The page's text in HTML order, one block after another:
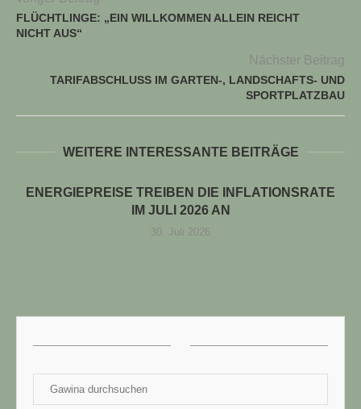
FLÜCHTLINGE: „EIN WILLKOMMEN ALLEIN REICHT
NICHT AUS“
Nächster Beitrag
TARIFABSCHLUSS IM GARTEN-, LANDSCHAFTS- UND
SPORTPLATZBAU
WEITERE INTERESSANTE BEITRÄGE
ENERGIEPREISE TREIBEN DIE INFLATIONSRATE
IM JULI 2026 AN
30. Juli 2026